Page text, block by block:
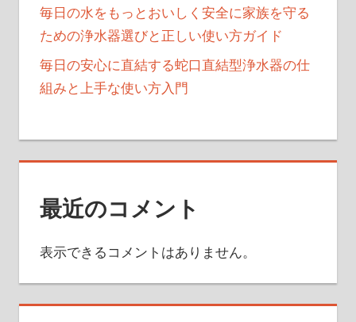
毎日の水をもっとおいしく安全に家族を守る
ための浄水器選びと正しい使い方ガイド
毎日の安心に直結する蛇口直結型浄水器の仕
組みと上手な使い方入門
最近のコメント
表示できるコメントはありません。